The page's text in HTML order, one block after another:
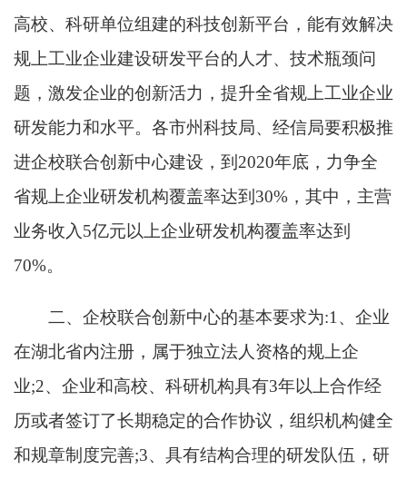
高校、科研单位组建的科技创新平台，能有效解决
规上工业企业建设研发平台的人才、技术瓶颈问
题，激发企业的创新活力，提升全省规上工业企业
研发能力和水平。各市州科技局、经信局要积极推
进企校联合创新中心建设， 到 2020年底，力争全
省规上企业研发机构覆盖率达到 30% ，其中，主营
业务收入 5亿元以上企业研发机构覆盖率达到
70%。
二、企校联合创新中心的基本要求为:1、企业
在湖北省内注册，属于独立法人资格的规上企
业;2、企业和高校、科研机构具有3年以上合作经
历或者签订了长期稳定的合作协议，组织机构健全
和规章制度完善;3、具有结构合理的研发队伍，研